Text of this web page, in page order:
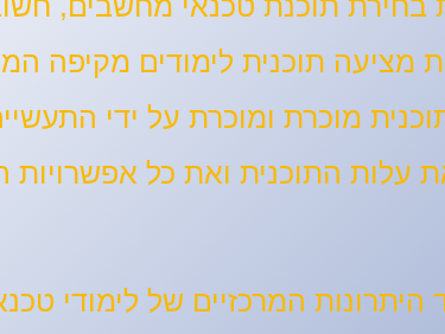
מציעה תוכנית לימודים מקיפה
מוכרת ומוכרת על ידי
התוכנית ואת כל אפשרויות
היתרונות המרכזיים של לימודי